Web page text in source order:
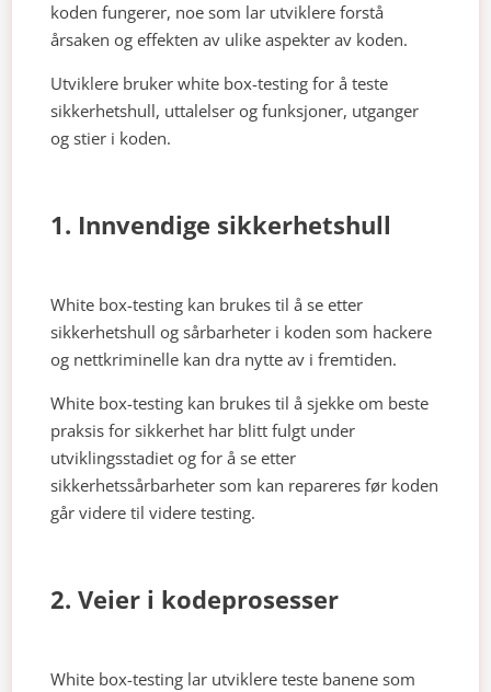
koden fungerer, noe som lar utviklere forstå
årsaken og effekten av ulike aspekter av koden.
Utviklere bruker white box-testing for å teste
sikkerhetshull, uttalelser og funksjoner, utganger
og stier i koden.
1. Innvendige sikkerhetshull
White box-testing kan brukes til å se etter
sikkerhetshull og sårbarheter i koden som hackere
og nettkriminelle kan dra nytte av i fremtiden.
White box-testing kan brukes til å sjekke om beste
praksis for sikkerhet har blitt fulgt under
utviklingsstadiet og for å se etter
sikkerhetssårbarheter som kan repareres før koden
går videre til videre testing.
2. Veier i kodeprosesser
White box-testing lar utviklere teste banene som